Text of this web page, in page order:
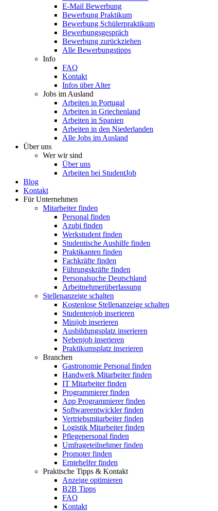
E-Mail Bewerbung
Bewerbung Praktikum
Bewerbung Schülerpraktikum
Bewerbungsgespräch
Bewerbung zurückziehen
Alle Bewerbungstipps
Info
FAQ
Kontakt
Infos über Alter
Jobs im Ausland
Arbeiten in Portugal
Arbeiten in Griechenland
Arbeiten in Spanien
Arbeiten in den Niederlanden
Alle Jobs im Ausland
Über uns
Wer wir sind
Über uns
Arbeiten bei StudentJob
Blog
Kontakt
Für Unternehmen
Mitarbeiter finden
Personal finden
Azubi finden
Werkstudent finden
Studentische Aushilfe finden
Praktikanten finden
Fachkräfte finden
Führungskräfte finden
Personalsuche Deutschland
Arbeitnehmerüberlassung
Stellenanzeige schalten
Kostenlose Stellenanzeige schalten
Studentenjob inserieren
Minijob inserieren
Ausbildungsplatz inserieren
Nebenjob inserieren
Praktikumsplatz inserieren
Branchen
Gastronomie Personal finden
Handwerk Mitarbeiter finden
IT Mitarbeiter finden
Programmierer finden
App Programmierer finden
Softwareentwickler finden
Vertriebsmitarbeiter finden
Logistik Mitarbeiter finden
Pflegepersonal finden
Umfrageteilnehmer finden
Promoter finden
Erntehelfer finden
Praktische Tipps & Kontakt
Anzeige optimieren
B2B Tipps
FAQ
Kontakt